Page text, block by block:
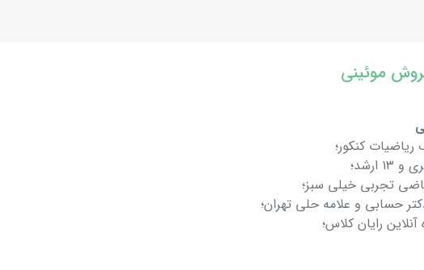
موئینی
کنکور؛
تجربی خیلی سبز؛
حسابی و علامه حلی تهران؛
آنلاین رایان کلاس؛